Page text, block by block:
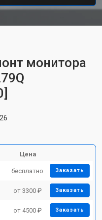
монитора
Цена
бесплатно Заказать
от 3300 ₽ Заказать
от 4500 ₽ Заказать